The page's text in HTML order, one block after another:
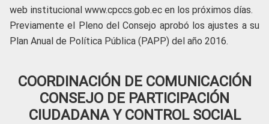
web institucional www.cpccs.gob.ec en los próximos días.
Previamente el Pleno del Consejo aprobó los ajustes a su
Plan Anual de Política Pública (PAPP) del año 2016.
COORDINACIÓN DE COMUNICACIÓN
CONSEJO DE PARTICIPACIÓN
CIUDADANA Y CONTROL SOCIAL